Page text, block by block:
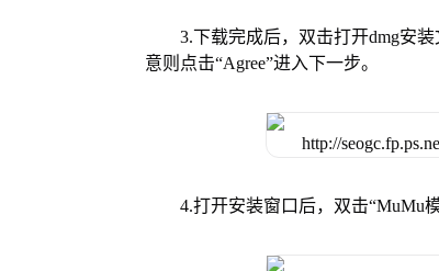
3.下载完成后，双击打开dmg安
意则点击“Agree”进入下一步。
4.打开安装窗口后，双击“MuMu